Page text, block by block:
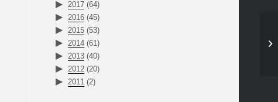
2017 (64)
2016 (45)
2015 (53)
2014 (61)
2013 (40)
2012 (20)
2011 (2)